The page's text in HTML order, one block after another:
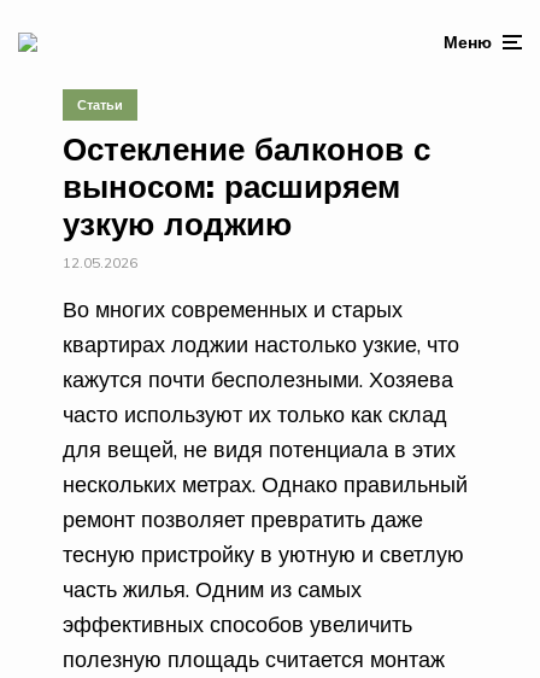
Меню
Статьи
Остекление балконов с
выносом: расширяем
узкую лоджию
12.05.2026
Во многих современных и старых
квартирах лоджии настолько узкие, что
кажутся почти бесполезными. Хозяева
часто используют их только как склад
для вещей, не видя потенциала в этих
нескольких метрах. Однако правильный
ремонт позволяет превратить даже
тесную пристройку в уютную и светлую
часть жилья. Одним из самых
эффективных способов увеличить
полезную площадь считается монтаж